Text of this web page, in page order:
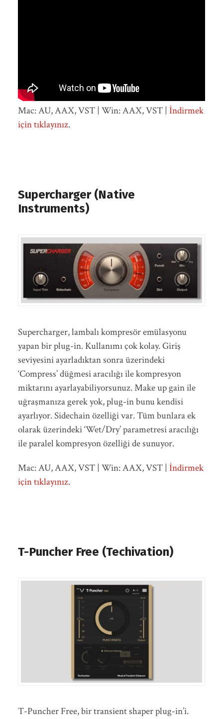
Mac: AU, AAX, VST | Win: AAX, VST | İndirmek
için tıklayınız.
Supercharger (Native
Instruments)
Supercharger, lambalı kompresör emülasyonu
yapan bir plug-in. Kullanımı çok kolay. Giriş
seviyesini ayarladıktan sonra üzerindeki
‘Compress’ düğmesi aracılığı ile kompresyon
miktarını ayarlayabiliyorsunuz. Make up gain ile
uğraşmanıza gerek yok, plug-in bunu kendisi
ayarlıyor. Sidechain özelliği var. Tüm bunlara ek
olarak üzerindeki ‘Wet/Dry’ parametresi aracılığı
ile paralel kompresyon özelliği de sunuyor.
Mac: AU, AAX, VST | Win: AAX, VST | İndirmek
için tıklayınız.
T-Puncher Free (Techivation)
T-Puncher Free, bir transient shaper plug-in’i.